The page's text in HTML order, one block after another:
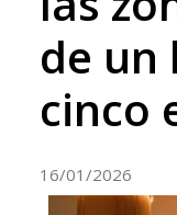
de un
cinco
16/01/2026